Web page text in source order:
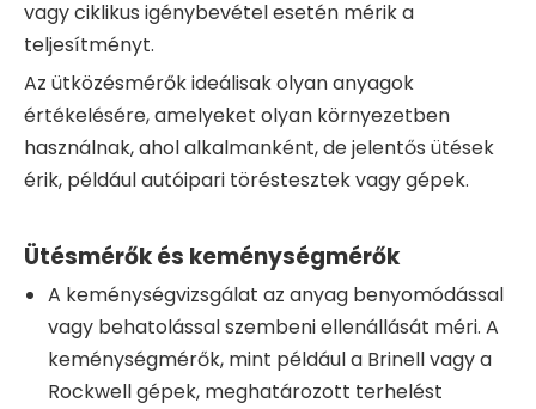
vagy ciklikus igénybevétel esetén mérik a
teljesítményt.
Az ütközésmérők ideálisak olyan anyagok
értékelésére, amelyeket olyan környezetben
használnak, ahol alkalmanként, de jelentős ütések
érik, például autóipari töréstesztek vagy gépek.
Ütésmérők és keménységmérők
A keménységvizsgálat az anyag benyomódással
vagy behatolással szembeni ellenállását méri. A
keménységmérők, mint például a Brinell vagy a
Rockwell gépek, meghatározott terhelést